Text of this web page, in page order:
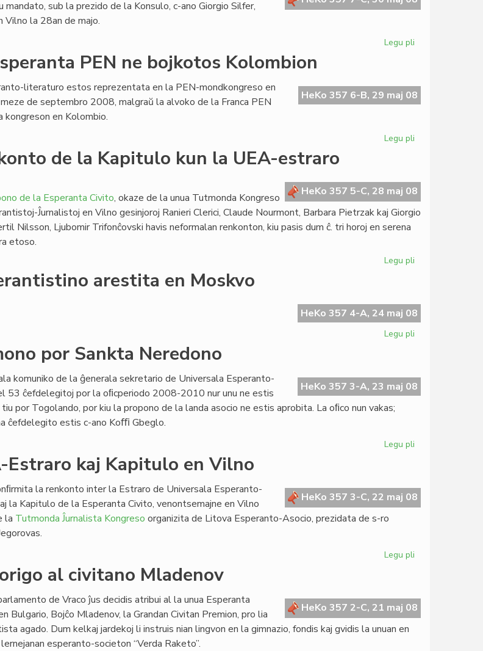
mandato, sub la prezido de la Konsulo, c-ano Giorgio Silfer,
Vilno la 28an de majo.
Legu pli
en
Vilno
PEN ne bojkotos Kolombion
HeKo 357 6-B, 29 maj 08
literaturo estos reprezentata en la PEN-mondkongreso en
de septembro 2008, malgraŭ la alvoko de la Franca PEN
kongreson en Kolombio.
Legu pli
ne
bojkotos
Kolombion
de la Kapitulo kun la UEA-estraro
HeKo 357 5-C, 28 maj 08
de la Esperanta Civito, okaze de la unua Tutmonda Kongreso
Ĵurnalistoj en Vilno gesinjoroj Ranieri Clerici, Claude Nourmont, Barbara Pietrzak kaj Giorgio
Nilsson, Ljubomir Trifonĉovski havis neformalan renkonton, kiu pasis dum ĉ. tri horoj en serena
etoso.
Legu pli
Kapitulo
kun
arestita en Moskvo
HeKo 357 4-A, 24 maj 08
Legu pli
Moskvo
por Sankta Neredono
HeKo 357 3-A, 23 maj 08
komuniko de la ĝenerala sekretario de Universala Esperanto-
53 ĉefdelegitoj por la oﬁcperiodo 2008-2010 nur unu ne estis
por Togolando, por kiu la propono de la landa asocio ne estis aprobita. La oﬁco nun vakas;
ĉefdelegito estis c-ano Koﬃ Gbeglo.
Legu pli
Sankta
Neredono
Estraro kaj Kapitulo en Vilno
HeKo 357 3-C, 22 maj 08
la renkonto inter la Estraro de Universala Esperanto-
la Kapitulo de la Esperanta Civito, venontsemajne en Vilno
la Tutmonda Ĵurnalista Kongreso organizita de Litova Esperanto-Asocio, prezidata de s-ro
Legu pli
Kapitulo
en
al civitano Mladenov
HeKo 357 2-C, 21 maj 08
de Vraco ĵus decidis atribui al la unua Esperanta
Bulgario, Bojĉo Mladenov, la Grandan Civitan Premion, pro lia
agado. Dum kelkaj jardekoj li instruis nian lingvon en la gimnazio, fondis kaj gvidis la unuan en
esperanto-societon “Verda Raketo”.